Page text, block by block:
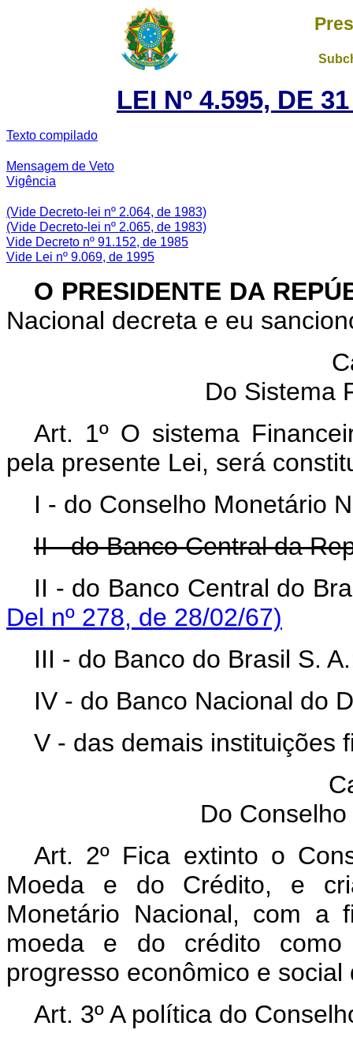
LEI Nº 4.595, DE
Texto compilado
Mensagem de Veto
Vigência
(Vide Decreto-lei nº 2.064, de 1983)
(Vide Decreto-lei nº 2.065, de 1983)
Vide Decreto nº 91.152, de 1985
Vide Lei nº 9.069, de 1995
O PRESIDENTE DA
Nacional decreta e eu
Do Sistema
Art. 1º O sistema
pela presente Lei, será
I - do Conselho Monetário
II - do Banco Central da
II - do Banco Central do
Del nº 278, de 28/02/67)
III - do Banco do Brasil S.
IV - do Banco Nacional do
V - das demais instituições
Do
Art. 2º Fica extinto o
Moeda e do Crédito, e
Monetário Nacional, com a
moeda e do crédito
progresso econômico e social
Art. 3º A política do